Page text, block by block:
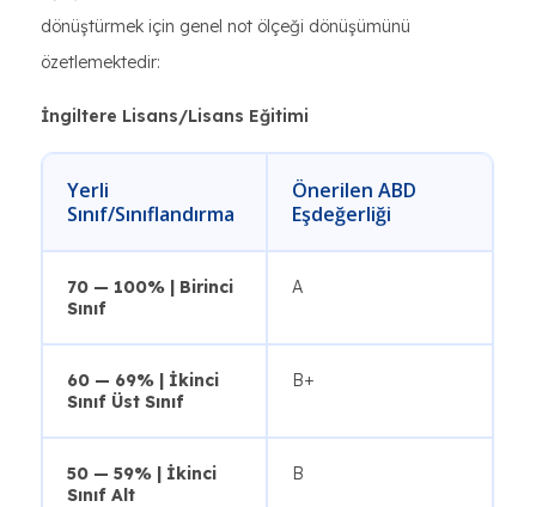
dönüştürmek için genel not ölçeği dönüşümünü
özetlemektedir:
İngiltere Lisans/Lisans Eğitimi
Yerli
Sınıf/Sınıflandırma
Önerilen ABD
Eşdeğerliği
70 — 100% | Birinci
Sınıf
A
60 — 69% | İkinci
Sınıf Üst Sınıf
B+
50 — 59% | İkinci
Sınıf Alt
B